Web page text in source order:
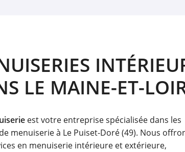
vous consentez à recevoir nos propositions commerciales à
ci-dessus. Vous pouvez vous désinscrire à tout moment en
de désinscription
LE MAINE-ET-
est votre entreprise spécialisée dans les
menuiserie à Le Puiset-Doré (49). Nous
en menuiserie intérieure et extérieure,